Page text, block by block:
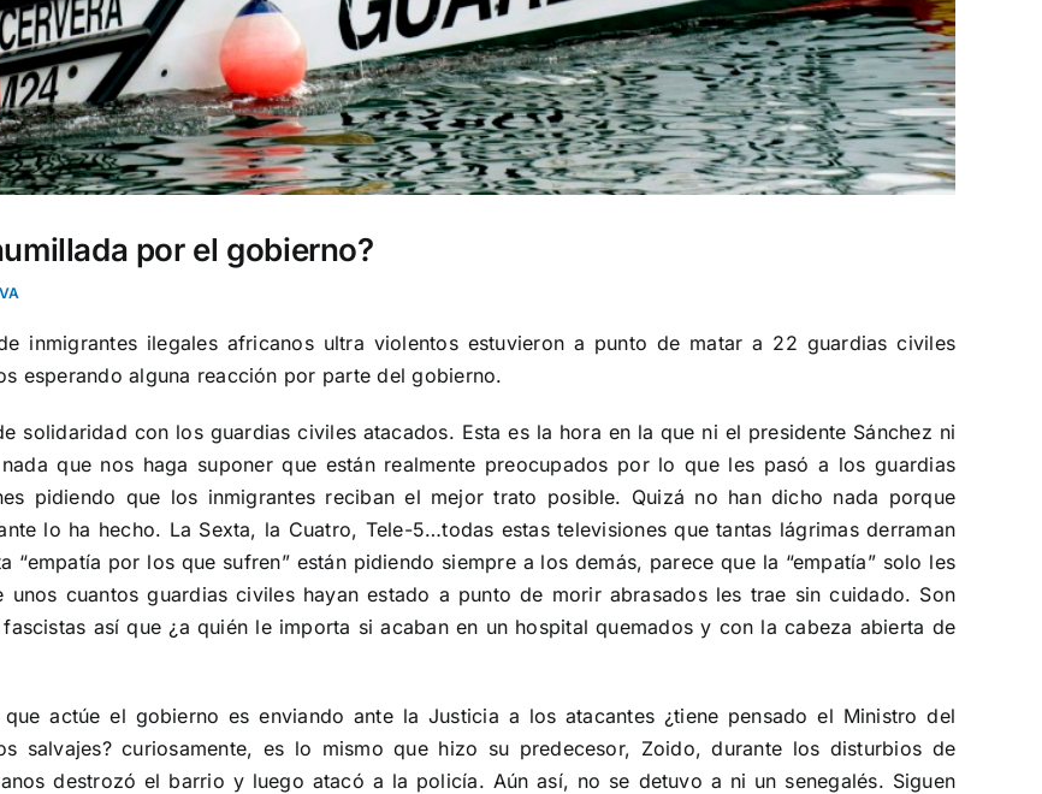
por el gobierno?
inmigrantes ilegales africanos ultra violentos estuvieron a punto de matar a 22 guardias civiles
esperando alguna reacción por parte del gobierno.
solidaridad con los guardias civiles atacados. Esta es la hora en la que ni el presidente Sánchez ni
que nos haga suponer que están realmente preocupados por lo que les pasó a los guardias
pidiendo que los inmigrantes reciban el mejor trato posible. Quizá no han dicho nada porque
lo ha hecho. La Sexta, la Cuatro, Tele-5…todas estas televisiones que tantas lágrimas derraman
por los que sufren” están pidiendo siempre a los demás, parece que la “empatía” solo les
cuantos guardias civiles hayan estado a punto de morir abrasados les trae sin cuidado. Son
así que ¿a quién le importa si acaban en un hospital quemados y con la cabeza abierta de
actúe el gobierno es enviando ante la Justicia a los atacantes ¿tiene pensado el Ministro del
salvajes? curiosamente, es lo mismo que hizo su predecesor, Zoido, durante los disturbios de
destrozó el barrio y luego atacó a la policía. Aún así, no se detuvo a ni un senegalés. Siguen